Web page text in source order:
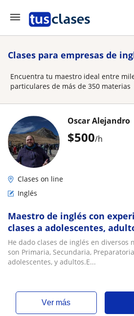
Clases para empresas de
Encuentra tu maestro ideal entre
particulares de más de 350 materias
$500/h
Oscar Alejandro
Clases on line
Inglés
Maestro de inglés con
clases a adolescentes,
Toefl
He dado clases de inglés en diversos
son Primaria, Secundaria,
adolescentes, y adultos.E...
ver más